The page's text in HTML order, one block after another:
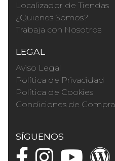
Localizador de Tiendas
¿Quienes Somos?
Trabaja con Nosotros
LEGAL
Aviso Legal
Política de Privacidad
Política de Cookies
Condiciones de Compra
SÍGUENOS